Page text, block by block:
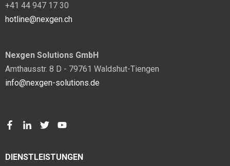
+41 44 947 17 30
hotline@nexgen.ch
Nexgen Solutions GmbH
Amthausstr. 8 D - 79761 Waldshut-Tiengen
info@nexgen-solutions.de
DIENSTLEISTUNGEN